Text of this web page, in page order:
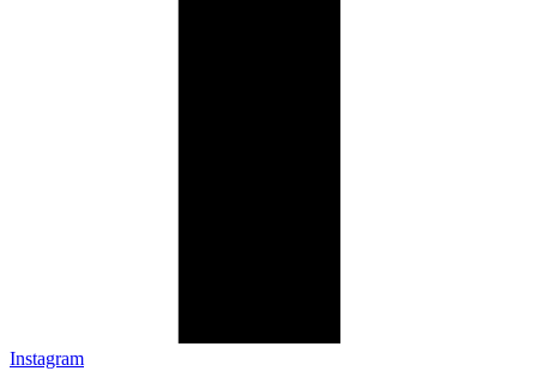
Instagram